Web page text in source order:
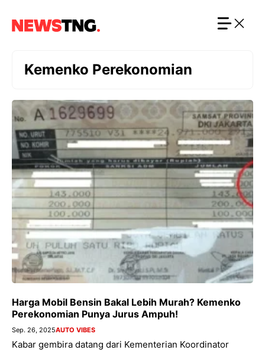
Kemenko Perekonomian
Harga Mobil Bensin Bakal Lebih Murah? Kemenko
Perekonomian Punya Jurus Ampuh!
Sep. 26, 2025AUTO VIBES
Kabar gembira datang dari Kementerian Koordinator